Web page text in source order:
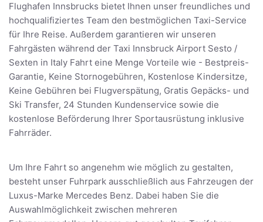
Flughafen Innsbrucks bietet Ihnen unser freundliches und
hochqualifiziertes Team den bestmöglichen Taxi-Service
für Ihre Reise. Außerdem garantieren wir unseren
Fahrgästen während der Taxi Innsbruck Airport Sesto /
Sexten in Italy Fahrt eine Menge Vorteile wie - Bestpreis-
Garantie, Keine Stornogebühren, Kostenlose Kindersitze,
Keine Gebühren bei Flugverspätung, Gratis Gepäcks- und
Ski Transfer, 24 Stunden Kundenservice sowie die
kostenlose Beförderung Ihrer Sportausrüstung inklusive
Fahrräder.
Um Ihre Fahrt so angenehm wie möglich zu gestalten,
besteht unser Fuhrpark ausschließlich aus Fahrzeugen der
Luxus-Marke Mercedes Benz. Dabei haben Sie die
Auswahlmöglichkeit zwischen mehreren